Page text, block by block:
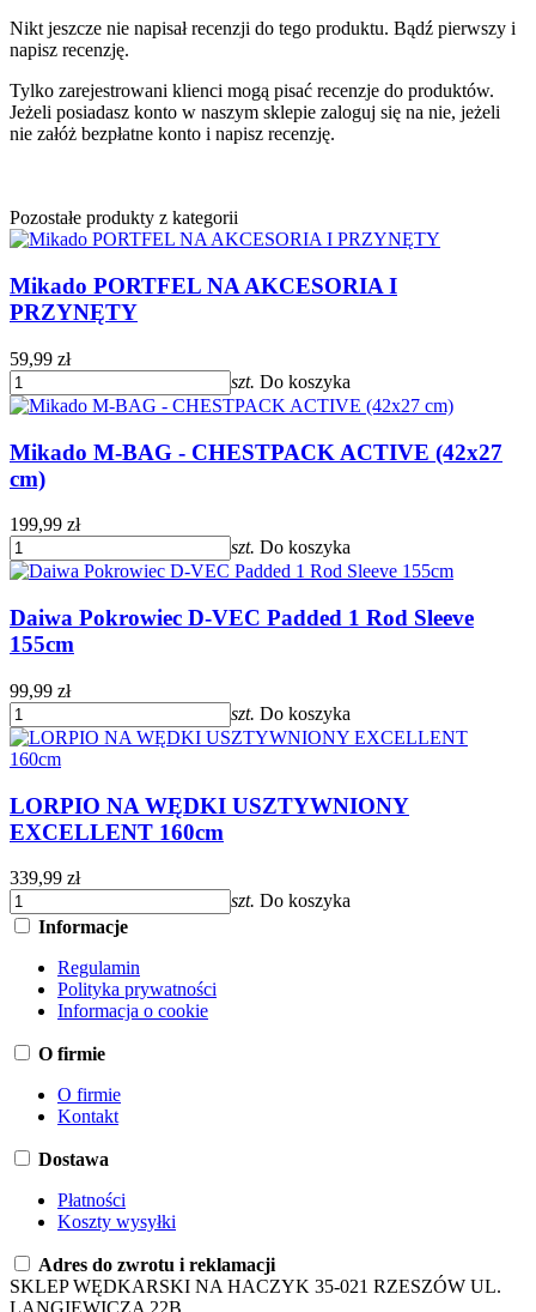
Nikt jeszcze nie napisał recenzji do tego produktu. Bądź pierwszy i
napisz recenzję.
Tylko zarejestrowani klienci mogą pisać recenzje do produktów.
Jeżeli posiadasz konto w naszym sklepie zaloguj się na nie, jeżeli
nie załóż bezpłatne konto i napisz recenzję.
Pozostałe produkty z kategorii
Mikado PORTFEL NA AKCESORIA I
PRZYNĘTY
59,99 zł
szt. Do koszyka
Mikado M-BAG - CHESTPACK ACTIVE (42x27
cm)
199,99 zł
szt. Do koszyka
Daiwa Pokrowiec D-VEC Padded 1 Rod Sleeve
155cm
99,99 zł
szt. Do koszyka
LORPIO NA WĘDKI USZTYWNIONY
EXCELLENT 160cm
339,99 zł
szt. Do koszyka
Informacje
Regulamin
Polityka prywatności
Informacja o cookie
O firmie
O firmie
Kontakt
Dostawa
Płatności
Koszty wysyłki
Adres do zwrotu i reklamacji
SKLEP WĘDKARSKI NA HACZYK 35-021 RZESZÓW UL.